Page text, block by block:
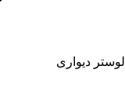
لوستر دیواری